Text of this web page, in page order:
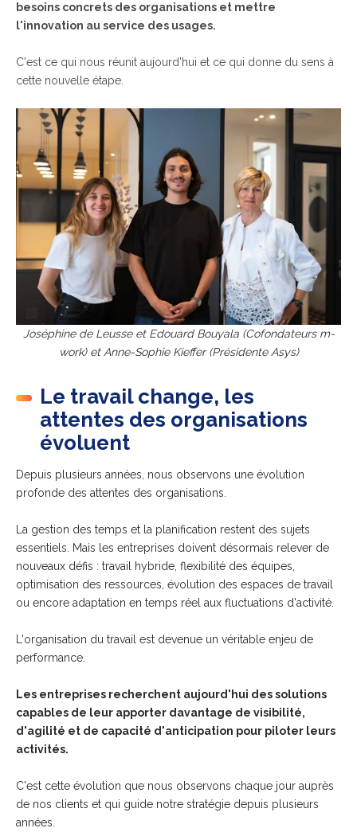
besoins concrets des organisations et mettre
l'innovation au service des usages.
C'est ce qui nous réunit aujourd'hui et ce qui donne du sens à
cette nouvelle étape.
Joséphine de Leusse et Edouard Bouyala (Cofondateurs m-
work) et Anne-Sophie Kieffer (Présidente Asys)
Le travail change, les
attentes des organisations
évoluent
Depuis plusieurs années, nous observons une évolution
profonde des attentes des organisations.
La gestion des temps et la planification restent des sujets
essentiels. Mais les entreprises doivent désormais relever de
nouveaux défis : travail hybride, flexibilité des équipes,
optimisation des ressources, évolution des espaces de travail
ou encore adaptation en temps réel aux fluctuations d'activité.
L'organisation du travail est devenue un véritable enjeu de
performance.
Les entreprises recherchent aujourd'hui des solutions
capables de leur apporter davantage de visibilité,
d'agilité et de capacité d'anticipation pour piloter leurs
activités.
C'est cette évolution que nous observons chaque jour auprès
de nos clients et qui guide notre stratégie depuis plusieurs
années.